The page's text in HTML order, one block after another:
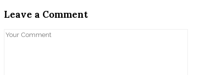
Leave a Comment